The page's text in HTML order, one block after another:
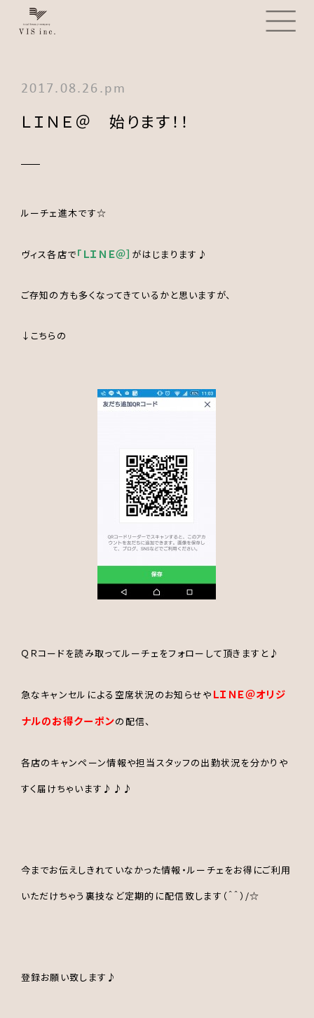
2017.08.26.pm
ＬＩＮＥ＠ 始ります！！
ルーチェ進木です☆
ヴィス各店で「ＬＩＮＥ＠］ がはじまります♪
ご存知の方も多くなってきているかと思いますが、
↓こちらの
ＱＲコードを読み取ってルーチェをフォローして頂きますと♪
急なキャンセルによる空席状況のお知らせや ＬＩＮＥ＠オリジ
ナルのお得クーポンの配信、
各店のキャンペーン情報や担当スタッフの出勤状況を分かりや
すく届けちゃいます♪♪♪
今までお伝えしきれていなかった情報・ルーチェをお得にご利用
いただけちゃう裏技など定期的に配信致します（＾＾）/☆
登録お願い致します♪